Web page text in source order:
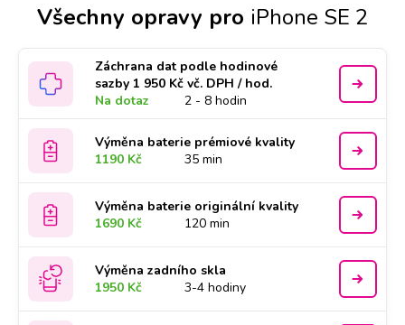
Všechny opravy pro iPhone SE 2
Záchrana dat podle hodinové
sazby 1 950 Kč vč. DPH / hod.
Na dotaz
2 - 8 hodin
Výměna baterie prémiové kvality
1190 Kč
35 min
Výměna baterie originální kvality
1690 Kč
120 min
Výměna zadního skla
1950 Kč
3-4 hodiny